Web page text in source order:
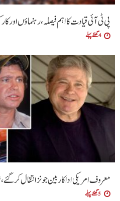
پی ٹی آئی قیادت کا اہم فیصلہ، رہنماؤں
4 گھنٹے پہلے
معروف امریکی اداکار بین جونز انتقال
5 گھنٹے پہلے